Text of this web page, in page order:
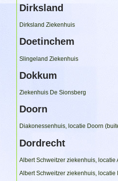
Dirksland
Dirksland Ziekenhuis
Doetinchem
Slingeland Ziekenhuis
Dokkum
Ziekenhuis De Sionsberg
Doorn
Diakonessenhuis, locatie Doorn
Dordrecht
Albert Schweitzer ziekenhuis, locatie
Albert Schweitzer ziekenhuis, locatie